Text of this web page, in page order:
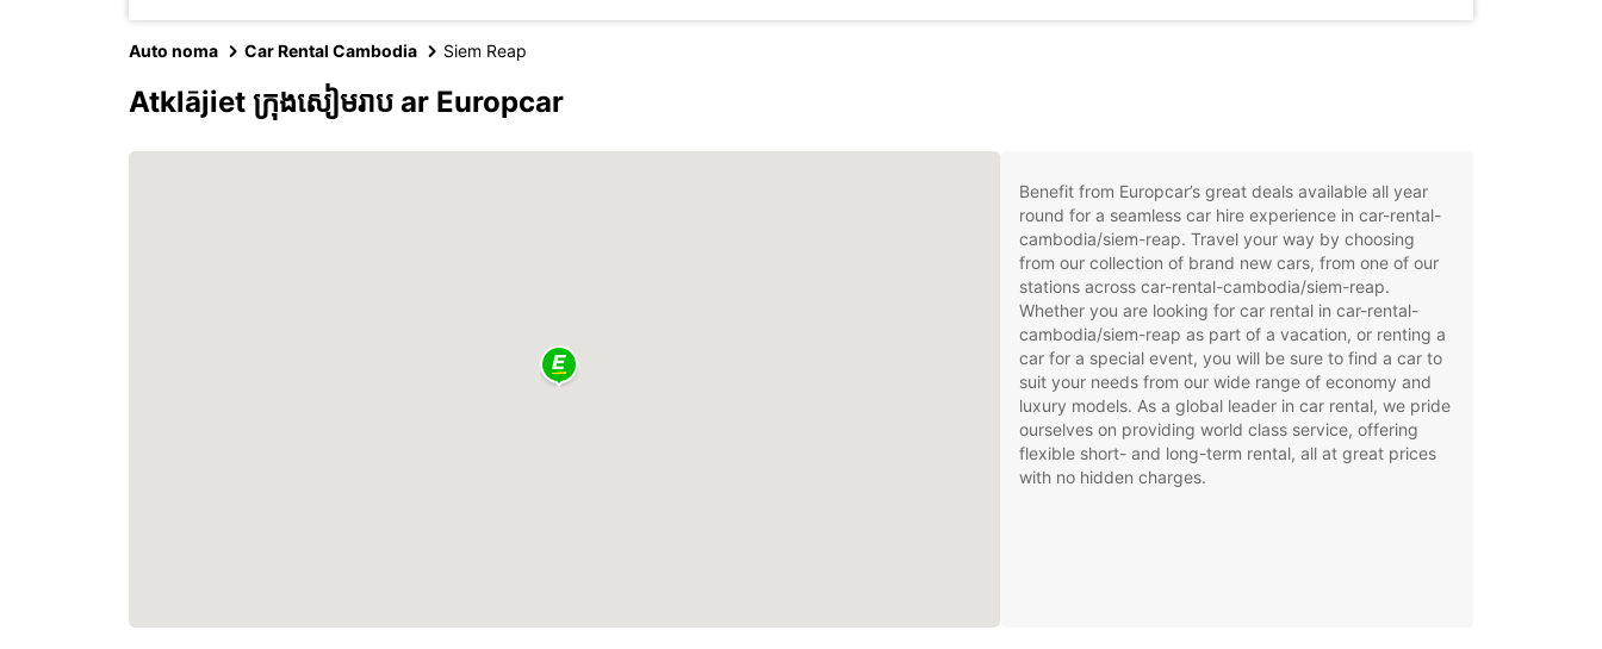
Auto noma Car Rental Cambodia Siem Reap
Atklājiet ក្រុងសៀមរាប ar Europcar
Benefit from Europcar’s great deals available all year
round for a seamless car hire experience in car-rental-
cambodia/siem-reap. Travel your way by choosing
from our collection of brand new cars, from one of our
stations across car-rental-cambodia/siem-reap.
Whether you are looking for car rental in car-rental-
cambodia/siem-reap as part of a vacation, or renting a
car for a special event, you will be sure to find a car to
suit your needs from our wide range of economy and
luxury models. As a global leader in car rental, we pride
ourselves on providing world class service, offering
flexible short- and long-term rental, all at great prices
with no hidden charges.